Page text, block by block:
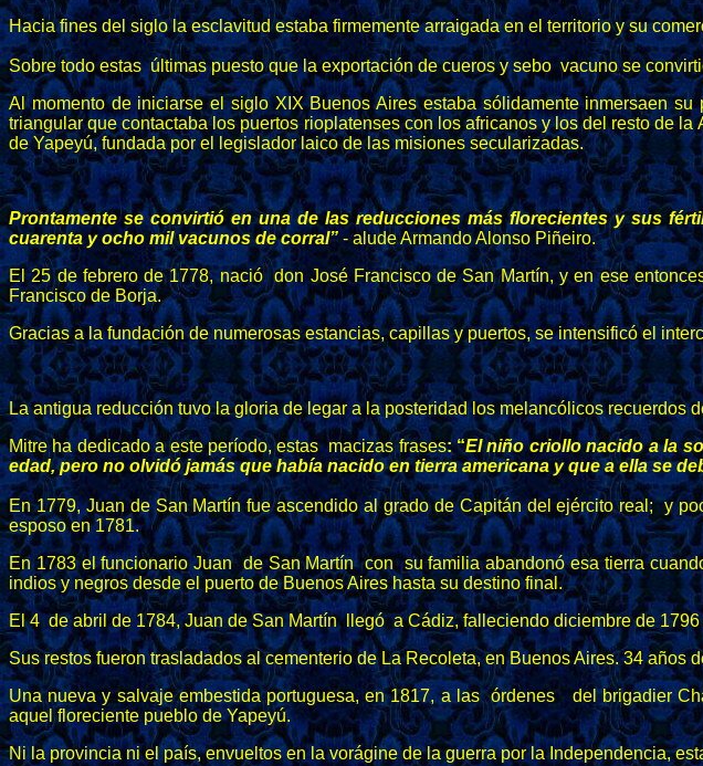
Hacia fines del siglo la esclavitud estaba firmemente arraigada en el territorio y su
Sobre todo estas últimas puesto que la exportación de cueros y sebo vacuno se
Al momento de iniciarse el siglo XIX Buenos Aires estaba sólidamente inmersaen
triangular que contactaba los puertos rioplatenses con los africanos y los del resto de
de Yapeyú, fundada por el legislador laico de las misiones secularizadas.
Prontamente se convirtió en una de las reducciones más florecientes y sus
cuarenta y ocho mil vacunos de corral”- alude Armando Alonso Piñeiro.
El 25 de febrero de 1778, nació don José Francisco de San Martín, y en ese
Francisco de Borja.
Gracias a la fundación de numerosas estancias, capillas y puertos, se intensificó el
La antigua reducción tuvo la gloria de legar a la posteridad los melancólicos recuerdos
Mitre ha dedicado a este período, estas macizas frases: “El niño criollo nacido a la
edad, pero no olvidó jamás que había nacido en tierra americana y que a ella se
En 1779, Juan de San Martín fue ascendido al grado de Capitán del ejército real; y
esposo en 1781.
En 1783 el funcionario Juan de San Martín con su familia abandonó esa tierra
indios y negros desde el puerto de Buenos Aires hasta su destino final.
El 4 de abril de 1784, Juan de San Martín llegó a Cádiz, falleciendo diciembre de 1796
Sus restos fueron trasladados al cementerio de La Recoleta, en Buenos Aires. 34 años
Una nueva y salvaje embestida portuguesa, en 1817, a las órdenes del brigadier
aquel floreciente pueblo de Yapeyú.
Ni la provincia ni el país, envueltos en la vorágine de la guerra por la Independencia,